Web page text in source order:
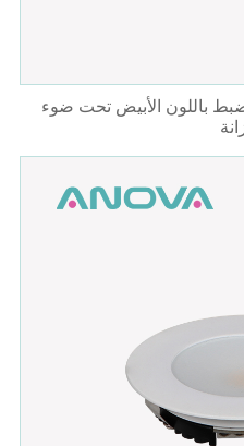
قابل للضبط باللون الأبيض تحت ضوء